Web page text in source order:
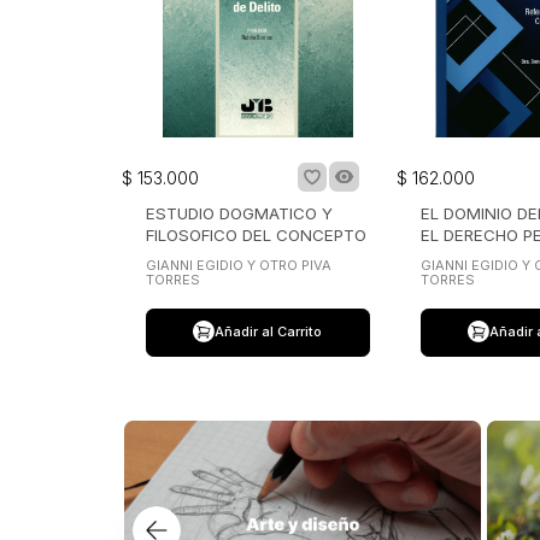
$ 153.000
ESTUDIO DOGMATICO Y
FILOSOFICO DEL CONCEPTO
DE DELITO
GIANNI EGIDIO Y OTRO PIVA
TORRES
Añadir al Carrito
$ 162.000
EL DOMINIO
EL DERECHO
GIANNI EGIDIO Y
TORRES
Añadir